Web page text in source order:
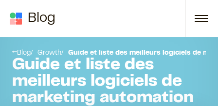
Blog
Blog Growth Guide et liste des meilleurs logiciels de
Guide et liste des
meilleurs logiciels de
marketing automation